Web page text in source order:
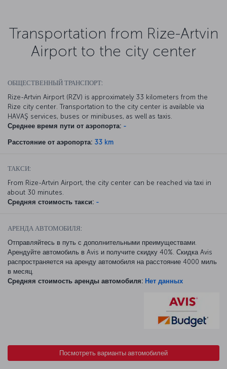
Transportation from Rize-Artvin
Airport to the city center
ОБЩЕСТВЕННЫЙ ТРАНСПОРТ:
Rize-Artvin Airport (RZV) is approximately 33 kilometers from the
Rize city center. Transportation to the city center is available via
HAVAŞ services, buses or minibuses, as well as taxis.
Среднее время пути от аэропорта: -
Расстояние от аэропорта: 33 km
ТАКСИ:
From Rize-Artvin Airport, the city center can be reached via taxi in
about 30 minutes.
Средняя стоимость такси: -
АРЕНДА АВТОМОБИЛЯ:
Отправляйтесь в путь с дополнительными преимуществами.
Арендуйте автомобиль в Avis и получите скидку 40%. Скидка Avis
распространяется на аренду автомобиля на расстояние 4000 миль
в месяц.
Средняя стоимость аренды автомобиля: Нет данных
Посмотреть варианты автомобилей